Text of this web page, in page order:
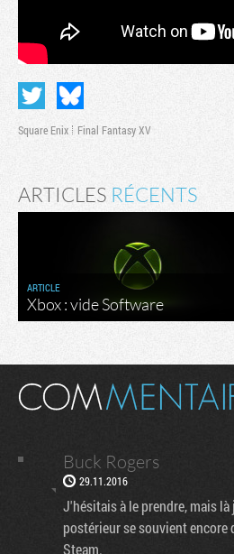
Square Enix Final Fantasy XV
ARTICLES RÉCENTS
ARTICLE
Xbox : vide Software
Buck Rogers
29.11.2016
J'hésitais à le prendre, mais
postérieur se souvient
Steam.